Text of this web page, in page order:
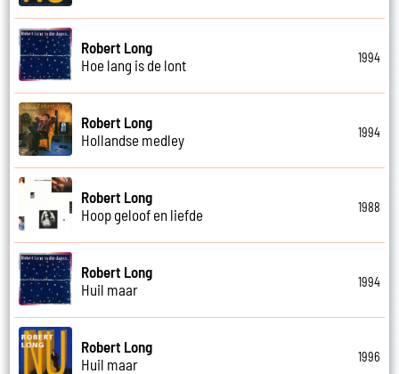
Robert Long
Hoe lang is de lont
1994
Robert Long
Hollandse medley
1994
Robert Long
Hoop geloof en liefde
1988
Robert Long
Huil maar
1994
Robert Long
Huil maar
1996